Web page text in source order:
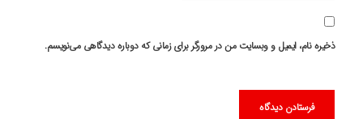
ذخیره نام، ایمیل و وبسایت من در مرورگر برای زمانی که دوباره دیدگاهی می‌نویسم.